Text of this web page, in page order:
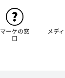
マーケの窓
口
メデ